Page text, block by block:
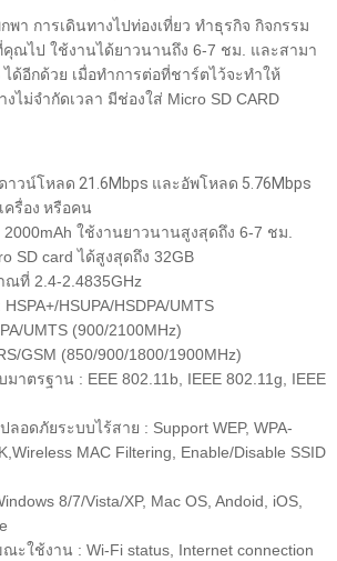
พา การเดินทางไปท่องเที่ยว ทำธุรกิจ กิจกรรม
คุณไป ใช้งานได้ยาวนานถึง 6-7 ชม.
และสามา
ด้อีกด้วย เมื่อทำการต่อที่ชาร์ตไว้จะทำให้
งไม่จำกัดเวลา มีช่องใส่ Micro SD CARD
าวน์โหลด 21.6Mbps และอัพโหลด 5.76Mbps
ครื่อง หรือคน
ใช้งานยาวนานสูงสุดถึง 6-7 ชม.
SD card ได้สูงสุดถึง 32GB
ที่ 2.4-2.4835GHz
HSUPA/HSDPA/UMTS
UMTS (900/2100MHz)
GSM (850/900/1800/1900MHz)
าตรฐาน : EEE 802.11b, IEEE 802.11g, IEEE
อดภัยระบบไร้สาย : Support WEP, WPA-
MAC Filtering, Enable/Disable SSID
8/7/Vista/XP, Mac OS, Andoid, iOS,
ะใช้งาน : Wi-Fi status, Internet connection